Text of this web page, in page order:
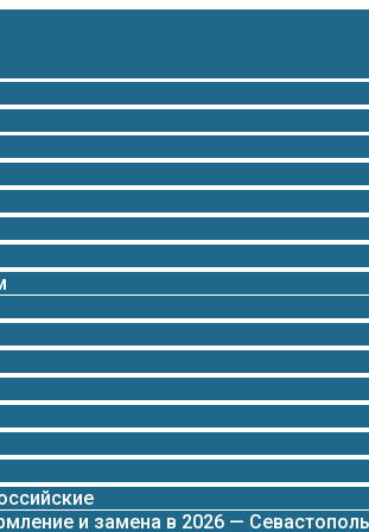
и замена в 2026 —